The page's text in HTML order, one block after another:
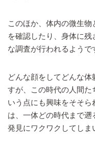
このほか、体内の微生
を確認したり、身体に
な調査が行われるようで
どんな顔をしてどんな
すが、この時代の人間た
いう点にも興味をそそ
は、一体どの時代まで
発見にワクワクしてしま